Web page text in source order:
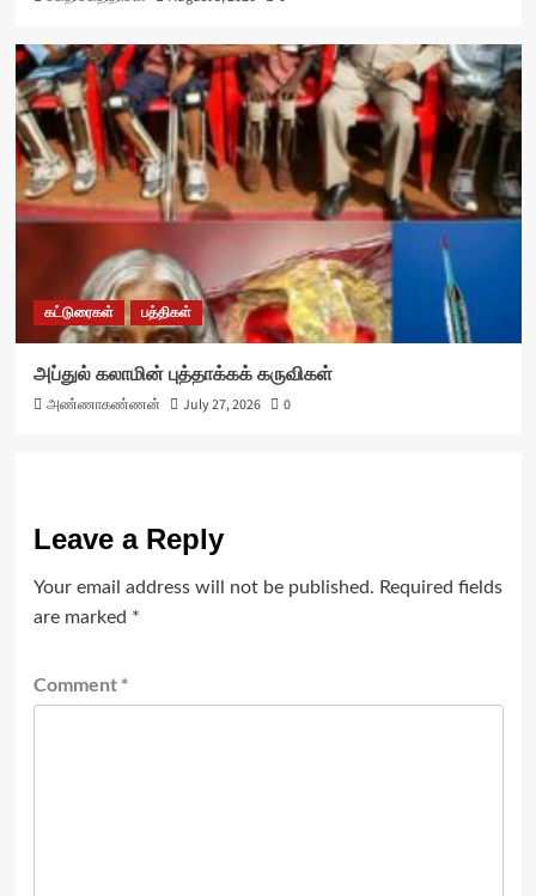
கட்டுரைகள் பத்திகள்
அப்துல் கலாமின் புத்தாக்கக் கருவிகள்
அண்ணாகண்ணன்
July 27, 2026 0
Leave a Reply
Your email address will not be published. Required fields
are marked *
Comment *